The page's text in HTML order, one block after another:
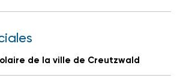
de la ville de Creutzwald